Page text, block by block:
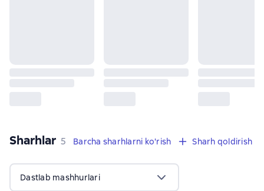
Sharhlar 5 sharhlar
5 Barcha sharhlarni ko'rish Sharh qoldirish
Dastlab mashhurlari